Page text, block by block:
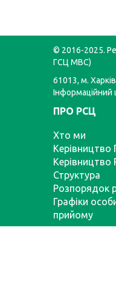
© 2016-2025.
ГСЦ МВС)
61013, м.
ПРО РСЦ
Хто ми
Структура
Розпорядок
Графіки
прийому